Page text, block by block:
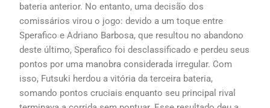
bateria anterior. No entanto, uma decisão dos
comissários virou o jogo: devido a um toque entre
Sperafico e Adriano Barbosa, que resultou no abandono
deste último, Sperafico foi desclassificado e perdeu seus
pontos por uma manobra considerada irregular. Com
isso, Futsuki herdou a vitória da terceira bateria,
somando pontos cruciais enquanto seu principal rival